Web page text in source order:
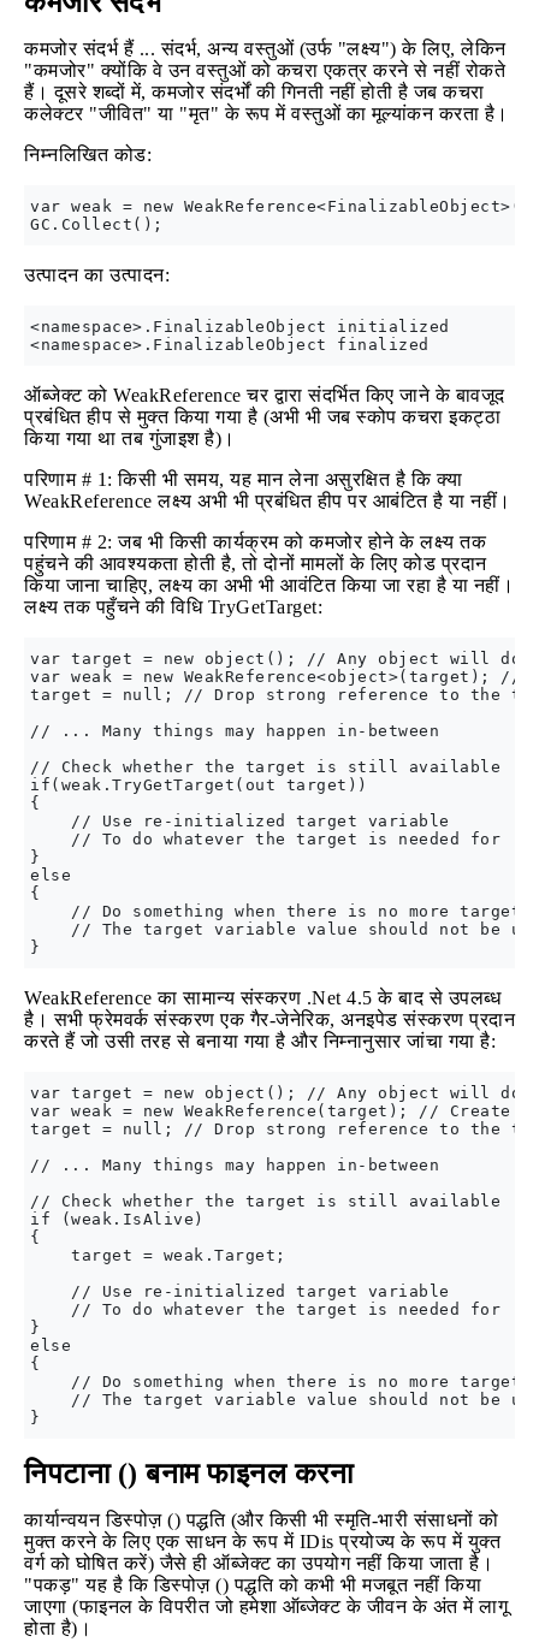
कमजोर संदर्भ हैं ... संदर्भ, अन्य वस्तुओं (उर्फ "लक्ष्य") के लिए, लेकिन
"कमजोर" क्योंकि वे उन वस्तुओं को कचरा एकत्र करने से नहीं रोकते
हैं। दूसरे शब्दों में, कमजोर संदर्भों की गिनती नहीं होती है जब कचरा
कलेक्टर "जीवित" या "मृत" के रूप में वस्तुओं का मूल्यांकन करता है।
निम्नलिखित कोड:
var weak = new
उत्पादन का उत्पादन:
<namespace>.FinalizableObject initialized
ऑब्जेक्ट को WeakReference चर द्वारा संदर्भित किए जाने के बावजूद
प्रबंधित हीप से मुक्त किया गया है (अभी भी जब स्कोप कचरा इकट्ठा
किया गया था तब गुंजाइश है)।
परिणाम # 1: किसी भी समय, यह मान लेना असुरक्षित है कि क्या
WeakReference लक्ष्य अभी भी प्रबंधित हीप पर आबंटित है या नहीं।
परिणाम # 2: जब भी किसी कार्यक्रम को कमजोर होने के लक्ष्य तक
पहुंचने की आवश्यकता होती है, तो दोनों मामलों के लिए कोड प्रदान
किया जाना चाहिए, लक्ष्य का अभी भी आवंटित किया जा रहा है या नहीं।
लक्ष्य तक पहुँचने की विधि TryGetTarget:
var target = new object(); // Any object will do
var weak = new WeakReference<object>(target); //
target = null; // Drop strong reference to the
// ... Many things may happen in-between
// Check whether the target is still available
if(weak.TryGetTarget(out target))
{
    // Use re-initialized target variable
    // To do whatever the target is needed for
}
else
{
// Do something when there is no more target
// The target variable value should not be
WeakReference का सामान्य संस्करण .Net 4.5 के बाद से उपलब्ध
है। सभी फ्रेमवर्क संस्करण एक गैर-जेनेरिक, अनइपेड संस्करण प्रदान
करते हैं जो उसी तरह से बनाया गया है और निम्नानुसार जांचा गया है:
var target = new object(); // Any object will do
var weak = new WeakReference(target); // Create
target = null; // Drop strong reference to the
// ... Many things may happen in-between
// Check whether the target is still available
if (weak.IsAlive)
{
    target = weak.Target;
    // Use re-initialized target variable
    // To do whatever the target is needed for
}
else
{
// Do something when there is no more target
// The target variable value should not be
निपटाना () बनाम फाइनल करना
कार्यान्वयन डिस्पोज़ () पद्धति (और किसी भी स्मृति-भारी संसाधनों को
मुक्त करने के लिए एक साधन के रूप में IDis प्रयोज्य के रूप में युक्त
वर्ग को घोषित करें) जैसे ही ऑब्जेक्ट का उपयोग नहीं किया जाता है।
"पकड़" यह है कि डिस्पोज़ () पद्धति को कभी भी मजबूत नहीं किया
जाएगा (फाइनल के विपरीत जो हमेशा ऑब्जेक्ट के जीवन के अंत में लागू
होता है)।